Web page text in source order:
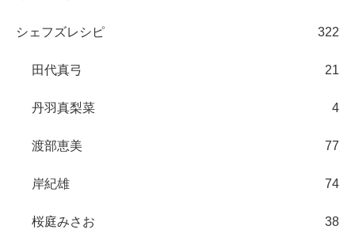
シェフズレシピ 322
田代真弓 21
丹羽真梨菜 4
渡部恵美 77
岸紀雄 74
桜庭みさお 38